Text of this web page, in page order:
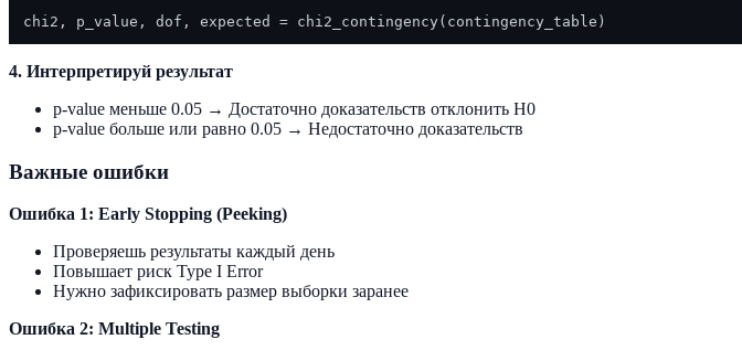
4. Интерпретируй результат
p-value меньше 0.05 → Достаточно доказательств отклонить H0
p-value больше или равно 0.05 → Недостаточно доказательств
Важные ошибки
Ошибка 1: Early Stopping (Peeking)
Проверяешь результаты каждый день
Повышает риск Type I Error
Нужно зафиксировать размер выборки заранее
Ошибка 2: Multiple Testing